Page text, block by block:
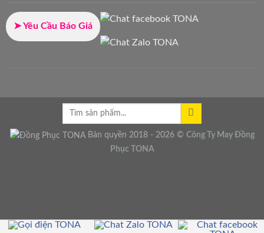
➤ Yêu Cầu Báo Giá
Bản quyền 2018 - 2026 © Công Ty May Đồng
Phục TONA